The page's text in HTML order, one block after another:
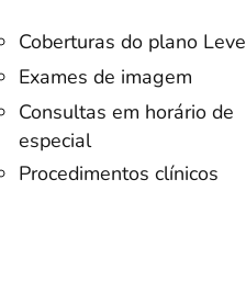
Coberturas do plano Leve
Exames de imagem
Consultas em horário de
especial
Procedimentos clínicos